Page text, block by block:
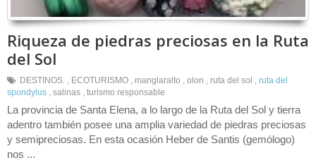
Riqueza de piedras preciosas en la Ruta
del Sol
DESTINOS. , ECOTURISMO , manglaralto , olon , ruta del sol , ruta del
spondylus , salinas , turismo responsable
La provincia de Santa Elena, a lo largo de la Ruta del Sol y tierra
adentro también posee una amplia variedad de piedras preciosas
y semipreciosas. En esta ocasión Heber de Santis (gemólogo)
nos ...